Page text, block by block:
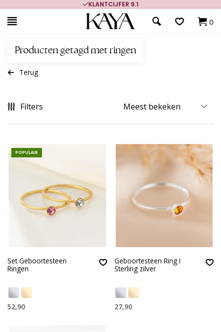
KLANTCIJFER 9.1
0
Producten getagd met ringen
Terug
Filters
POPULAIR
Set Geboortesteen
Ringen
52,90
Geboortesteen Ring I
Sterling zilver
27,90